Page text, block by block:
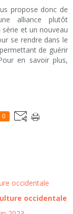
propose donc de
alliance plutôt
et un nouveau
se rendre dans le
permettant de guérir
en savoir plus,
0
occidentale